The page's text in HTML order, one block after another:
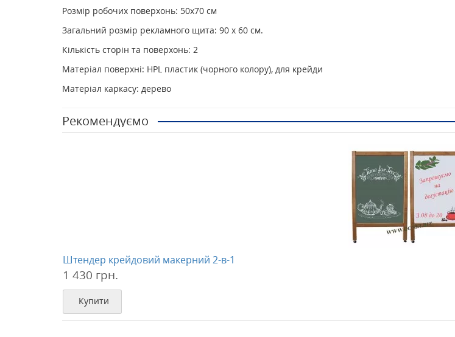
Розмір робочих поверхонь: 50х70 см
Загальний розмір рекламного щита: 90 х 60 см.
Кількість сторін та поверхонь: 2
Матеріал поверхні: HPL пластик (чорного колору), для крейди
Матеріал каркасу: дерево
Рекомендуємо
Штендер крейдовий макерний 2-в-1
1 430 грн.
Купити